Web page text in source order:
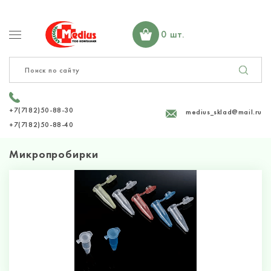
0 шт.
+7(7182)50-88-30
+7(7182)50-88-40
medius_sklad@mail.ru
Микропробирки